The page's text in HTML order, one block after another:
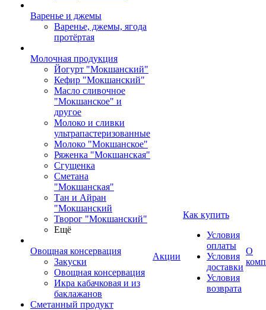
Варенье и джемы
Варенье, джемы, ягода
протёртая
Молочная продукция
Йогурт "Мокшанский"
Кефир "Мокшанский"
Масло сливочное
"Мокшанское" и
другое
Молоко и сливки
ультрапастеризованные
Молоко "Мокшанское"
Ряженка "Мокшанская"
Сгущенка
Сметана
"Мокшанская"
Тан и Айран
"Мокшанский
Творог "Мокшанский"
Ещё
Овощная консервация
Закуски
Овощная консервация
Икра кабачковая и из
баклажанов
Сметанный продукт
Акции
Как купить
Условия
оплаты
Условия
доставки
Условия
возврата
О